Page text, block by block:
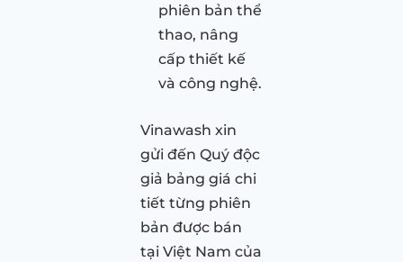
phiên bản thể
thao, nâng
cấp thiết kế
và công nghệ.
Vinawash xin
gửi đến Quý độc
giả bảng giá chi
tiết từng phiên
bản được bán
tại Việt Nam của